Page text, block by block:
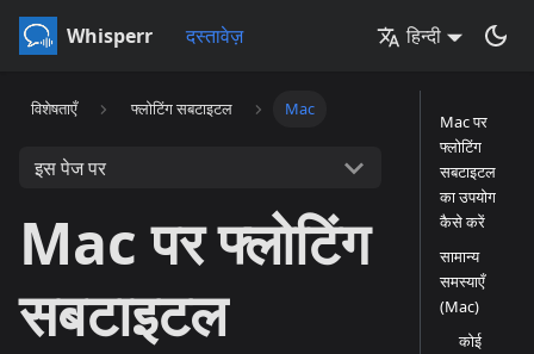
Whisperr दस्तावेज़ हिन्दी
विशेषताएँ फ्लोटिंग सबटाइटल Mac
इस पेज पर
Mac पर फ्लोटिंग
सबटाइटल
Mac पर
फ्लोटिंग
सबटाइटल
का उपयोग
कैसे करें
सामान्य
समस्याएँ
(Mac)
कोई